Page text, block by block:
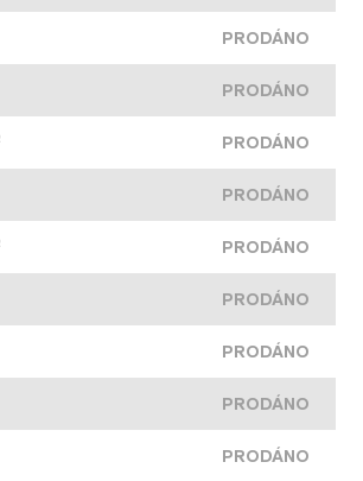
PRODÁNO
PRODÁNO
PRODÁNO
PRODÁNO
PRODÁNO
PRODÁNO
PRODÁNO
PRODÁNO
PRODÁNO